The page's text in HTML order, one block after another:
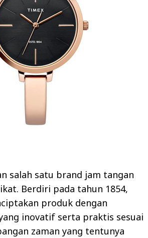
salah satu brand jam tangan
Berdiri pada tahun 1854,
produk dengan
inovatif serta praktis sesuai
zaman yang tentunya